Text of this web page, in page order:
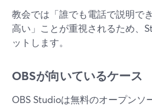
教会では「誰でも電話で説明で
高い」ことが重視されるため、
ットします。
OBSが向いているケース
OBS Studioは無料のオープンソ